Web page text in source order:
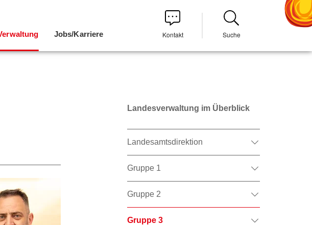
Jobs/Karriere Kontakt Suche
Landesverwaltung im Überblick
Landesamtsdirektion
Gruppe 1
Gruppe 2
Gruppe 3